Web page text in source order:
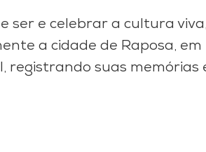
ser e celebrar a cultura
a cidade de Raposa,
registrando suas memórias